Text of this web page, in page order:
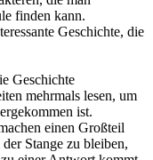
finden kann.
Geschichte, die
Geschichte
mehrmals lesen, um
ist.
einen Großteil
Stange zu bleiben,